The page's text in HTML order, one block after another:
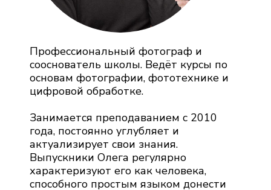
Профессиональный фотограф и
сооснователь школы. Ведёт курсы по
основам фотографии, фототехнике и
цифровой обработке.
Занимается преподаванием с 2010
года, постоянно углубляет и
актуализирует свои знания.
Выпускники Олега регулярно
характеризуют его как человека,
способного простым языком донести